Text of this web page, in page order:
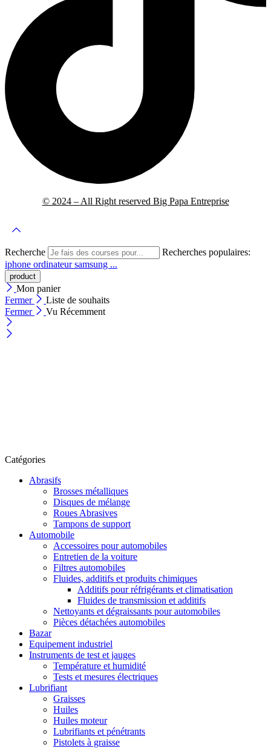
© 2024 – All Right reserved Big Papa Entreprise
Recherche
Recherches populaires:
iphone ordinateursamsung ...
Mon panier
Fermer
Liste de souhaits
Fermer
Vu Récemment
Catégories
Abrasifs
Brosses métalliques
Disques de mélange
Roues Abrasives
Tampons de support
Automobile
Accessoires pour automobiles
Entretien de la voiture
Filtres automobiles
Fluides, additifs et produits chimiques
Additifs pour réfrigérants et climatisation
Fluides de transmission et additifs
Nettoyants et dégraissants pour automobiles
Pièces détachées automobiles
Bazar
Equipement industriel
Instruments de test et jauges
Température et humidité
Tests et mesures électriques
Lubrifiant
Graisses
Huiles
Huiles moteur
Lubrifiants et pénétrants
Pistolets à graisse